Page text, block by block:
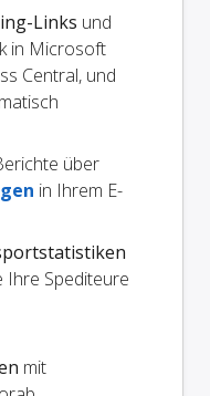
Links und
in Microsoft
Central, und
über
in Ihrem E-
Ihre Spediteure
mit